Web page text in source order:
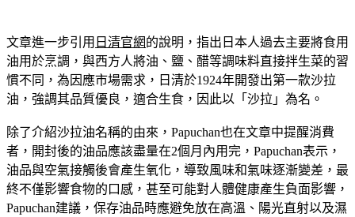
文章進一步引用 日清官網的說明，指出日本人過去主要將食用
油用於烹調，與西方人將油、鹽、醋等調味料直接拌生菜的習
慣不同，為因應市場需求，日清於1924年開發出第一款沙拉
油，強調其品質優良，適合生食，因此以「沙拉」為名。
除了介紹沙拉油名稱的由來，Papuchan也在文章中提醒消費
者，開封後的油品應該盡量在2個月內用完，Papuchan表示，
油品與空氣接觸後會產生氧化，導致風味和氣味逐漸變差，最
終不僅影響食物的口感，甚至可能對人體健康產生負面影響，
Papuchan建議，保存油品時應避免放在高溫、陽光直射以及濕